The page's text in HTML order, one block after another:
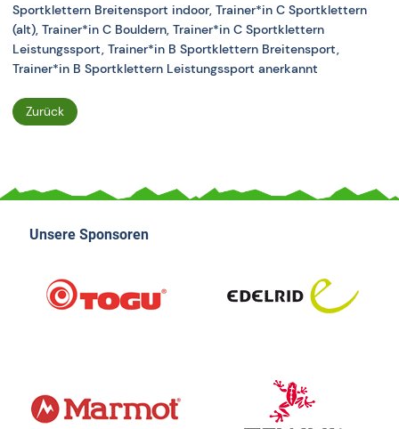
Sportklettern Breitensport indoor, Trainer*in C Sportklettern
(alt), Trainer*in C Bouldern, Trainer*in C Sportklettern
Leistungssport, Trainer*in B Sportklettern Breitensport,
Trainer*in B Sportklettern Leistungssport anerkannt
Zurück
Unsere Sponsoren